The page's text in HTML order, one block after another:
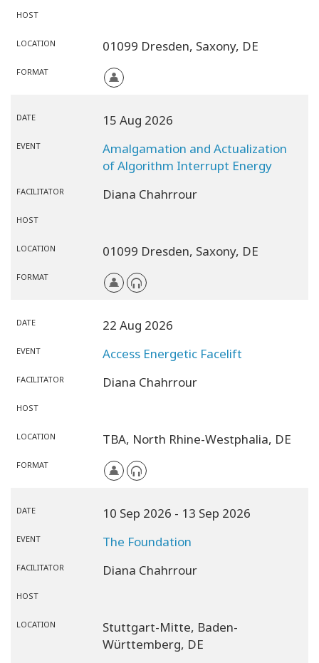
HOST
LOCATION 01099 Dresden, Saxony, DE
FORMAT
DATE 15 Aug 2026
EVENT
Amalgamation and Actualization
of Algorithm Interrupt Energy
FACILITATOR Diana Chahrrour
HOST
LOCATION 01099 Dresden, Saxony, DE
FORMAT
DATE 22 Aug 2026
EVENT Access Energetic Facelift
FACILITATOR Diana Chahrrour
HOST
LOCATION TBA, North Rhine-Westphalia, DE
FORMAT
DATE 10 Sep 2026 - 13 Sep 2026
EVENT The Foundation
FACILITATOR Diana Chahrrour
HOST
LOCATION Stuttgart-Mitte, Baden-
Württemberg, DE